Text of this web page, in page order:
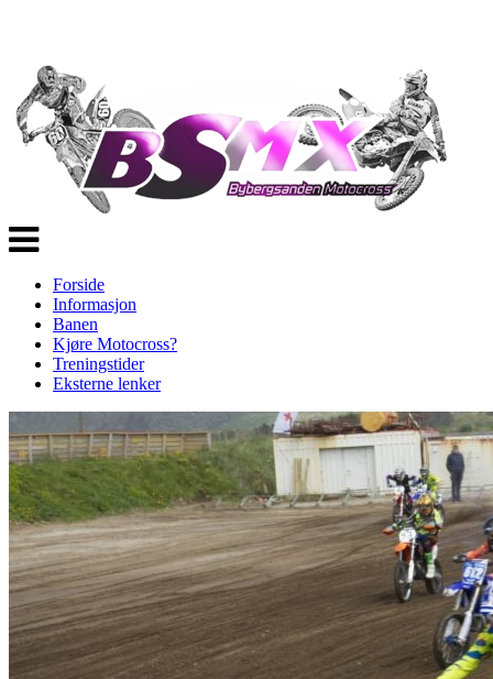
Veksle
navigasjon
Forside
Informasjon
Banen
Kjøre Motocross?
Treningstider
Eksterne lenker